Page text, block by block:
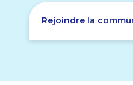
Rejoindre la